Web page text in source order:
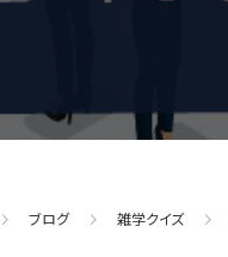
ブログ 雑学クイズ